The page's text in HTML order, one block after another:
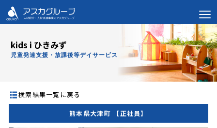
kids i ひきみず
児童発達支援・放課後等デイサービス
検索結果一覧に戻る
熊本県大津町 【正社員】